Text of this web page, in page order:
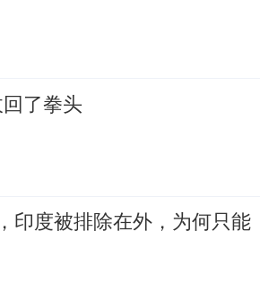
了拳头
印度被排除在外，为何只能